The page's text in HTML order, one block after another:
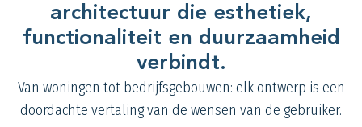
architectuur die esthetiek,
functionaliteit en duurzaamheid
verbindt.
Van woningen tot bedrijfsgebouwen: elk ontwerp is een
doordachte vertaling van de wensen van de gebruiker.